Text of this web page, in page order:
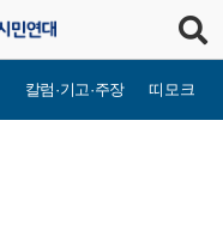
칼럼·기고·주장 띠모크라